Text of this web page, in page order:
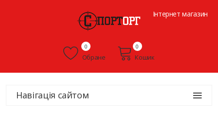
Інтернет магазин
Обране
0
Кошик
0
Навігація сайтом